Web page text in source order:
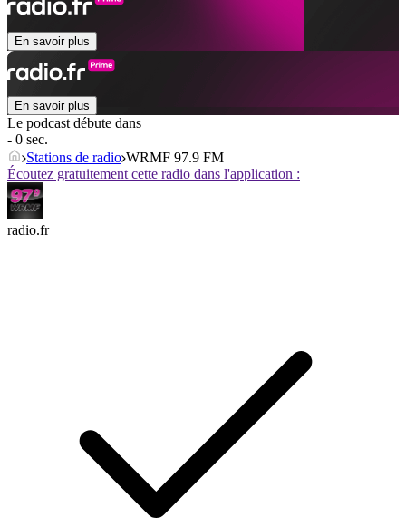
En savoir plus
En savoir plus
Le podcast débute dans
- 0 sec.
Stations de radio WRMF 97.9 FM
Écoutez gratuitement cette radio dans l'application :
radio.fr